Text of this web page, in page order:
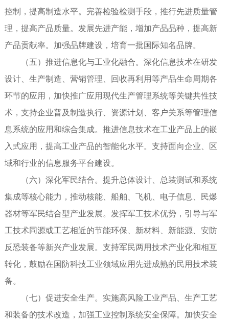
控制，提高制造水平。完善检验检测手段，推行先进质量管
理，提高产品质量。发展先进产能，增加产品品种，提高新
产品贡献率。加强品牌建设，培育一批国际知名品牌。
（五）推进信息化与工业化融合。深化信息技术在研发
设计、生产制造、营销管理、回收再利用等产品生命周期各
环节的应用，加快推广应用现代生产管理系统等关键共性技
术，支持企业普及制造执行、资源计划、客户关系等管理信
息系统的应用和综合集成。推进信息技术在工业产品上的嵌
入式应用，提高工业产品的智能化水平。支持面向企业、区
域和行业的信息服务平台建设。
（六）深化军民结合。提升总体设计、总装测试和系统
集成等核心能力，推动核能、船舶、飞机、电子信息、民爆
器材等军民结合型产业发展。发挥军工技术优势，引导与军
工技术同源或工艺相近的节能环保、新材料、新能源、安防
反恐装备等新兴产业发展。支持军民两用技术产业化和相互
转化，鼓励在国防科技工业领域应用先进成熟的民用技术装
备。
（七）促进安全生产。实施高风险工业产品、生产工艺
和装备的技术改造，加强工业控制系统安全保障。加快安全